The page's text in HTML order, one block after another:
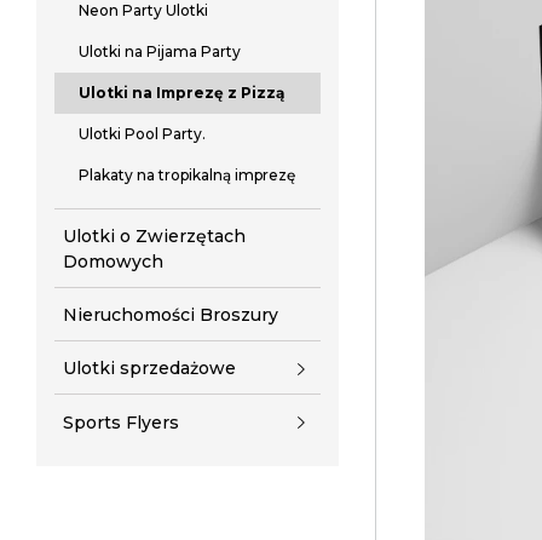
Neon Party Ulotki
Ulotki na Pijama Party
Ulotki na Imprezę z Pizzą
Ulotki Pool Party.
Plakaty na tropikalną imprezę
Ulotki o Zwierzętach
Domowych
Nieruchomości Broszury
Ulotki sprzedażowe
Sports Flyers